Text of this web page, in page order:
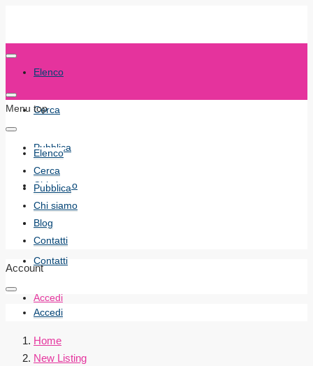
Elenco
Cerca
Pubblica
Chi siamo
Blog
Contatti
Accedi
Menu top
Elenco
Cerca
Pubblica
Chi siamo
Blog
Contatti
Account
Accedi
Home
New Listing